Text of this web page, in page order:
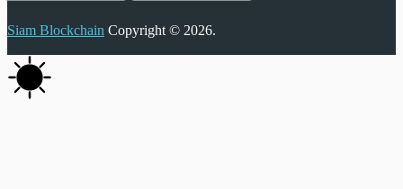
Siam Blockchain Copyright © 2026.